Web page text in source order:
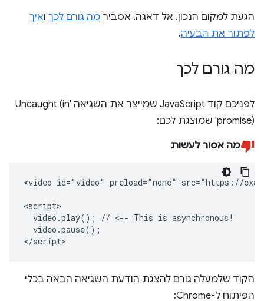
הגעת למקום הנכון. אל דאגה. אסביר מה גורם לכך ואיך
לפתור את הבעיה.
מה גורם לכך
לפניכם קוד JavaScript שמייצר את השגיאה 'Uncaught (in
promise)' שמוצגת לכם:
מה אסור לעשות
<video id="video" preload="none" src="https://
<script>
  video.play(); // <-- This is asynchronous!
  video.pause();
</script>
הקוד שלמעלה גורם להצגת הודעת השגיאה הבאה בכלי
הפיתוח ל-Chrome: